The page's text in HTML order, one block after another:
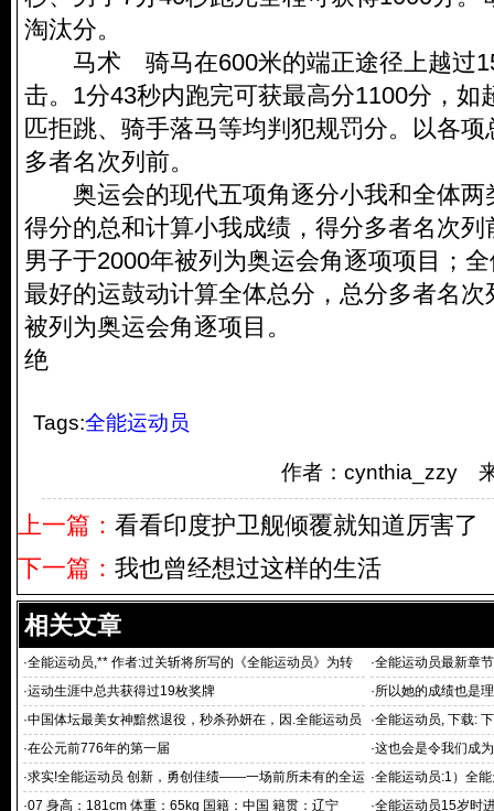
淘汰分。
马术 骑马在600米的端正途径上越过
击。1分43秒内跑完可获最高分1100分，如
匹拒跳、骑手落马等均判犯规罚分。以各
多者名次列前。
奥运会的现代五项角逐分小我和全体两
得分的总和计算小我成绩，得分多者名次
男子于2000年被列为奥运会角逐项项目；
最好的运鼓动计算全体总分，总分多者名
被列为奥运会角逐项目。
绝
Tags:全能运动员
作者：cynthia_zzy
上一篇： 看看印度护卫舰倾覆就知道厉害了
下一篇： 我也曾经想过这样的生活
相关文章
·全能运动员,** 作者:过关斩将所写的《全能运动员》为转
载全能
·全能运动员最新章
·运动生涯中总共获得过19枚奖牌 ·所以她的成绩也是
·中国体坛最美女神黯然退役，秒杀孙妍在，因.全能运动员
挺胸素
·全能运动员, 下载:
·在公元前776年的第一届 ·这也会是令我们成
·求实!全能运动员 创新，勇创佳绩——一场前所未有的全运
会
·全能运动员:1）全
尊（同上
·07 身高：181cm 体重：65kg 国籍：中国 籍贯：辽宁 ·全能运动员15岁时